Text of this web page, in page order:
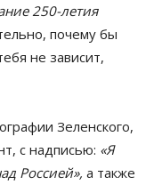
250-летия
почему бы
не зависит,
Зеленского,
с надписью: «Я
Россией», а также